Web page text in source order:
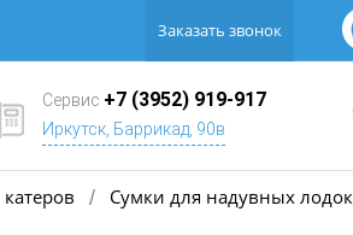
Заказать звонок
Сервис +7 (3952) 919-917
Иркутск, Баррикад, 90в
/ Сумки для надувных лодок